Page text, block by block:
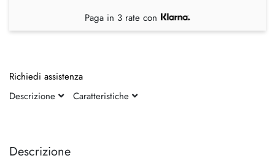
fine
della
Descrizione
Paga in 3 rate con
Richiedi assistenza
Descrizione
Caratteristiche